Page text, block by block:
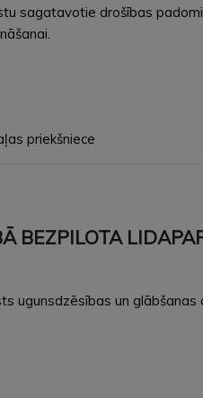
sagatavotie drošības
priekšniece
BEZPILOTA
ugunsdzēsības un